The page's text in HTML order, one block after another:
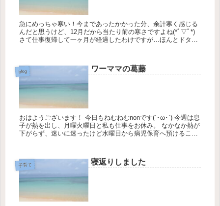
急にめっちゃ寒い！今まであったかかった分、余計寒く感じる
んだと思うけど、12月だから当たり前の寒さですよね(*ﾟ▽ﾟ*)
さて仕事復帰して一ヶ月が経過したわけですが…ほんとドタバ
blog ワーママの葛藤
おはようございます！ 今日もねむねむnonです(´･ω･`) 今週は息
子が熱を出し、月曜火曜日と私も仕事をお休み。 なかなか熱が
下がらず、迷いに迷ったけど水曜日から病児保育へ預けること
子育て 寝返りしました